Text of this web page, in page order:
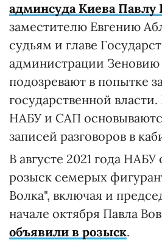
админсуда Киева Павлу
заместителю Евгению
судьям и главе
администрации
подозревают в попытке
государственной
НАБУ и САП
записей разговоров в
В августе 2021 года НАБУ
розыск семерых
Волка", включая и
начале октября Павла
объявили в розыск.